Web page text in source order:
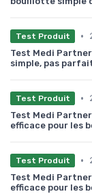
Test Produit •
Test Medi
simple, pas
Test Produit •
Test Medi
efficace pour les
Test Produit •
Test Medi
efficace pour les